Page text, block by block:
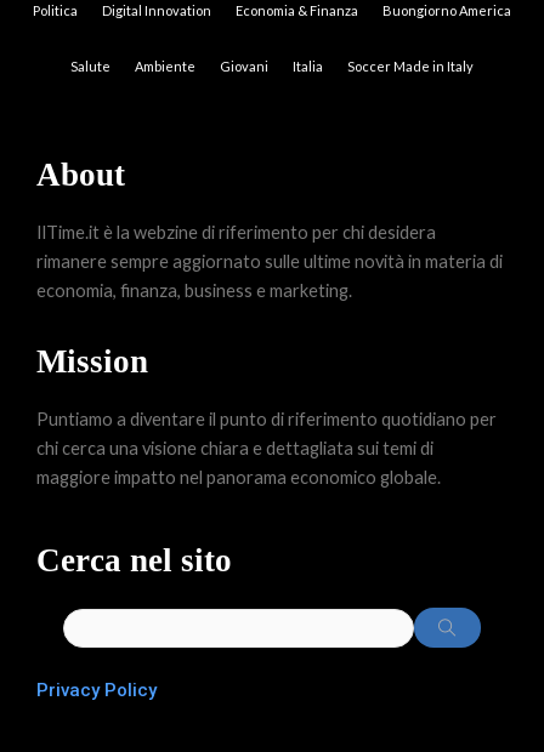
Politica Digital Innovation Economia & Finanza Buongiorno America
Salute Ambiente Giovani Italia Soccer Made in Italy
About
IlTime.it è la webzine di riferimento per chi desidera
rimanere sempre aggiornato sulle ultime novità in materia di
economia, finanza, business e marketing.
Mission
Puntiamo a diventare il punto di riferimento quotidiano per
chi cerca una visione chiara e dettagliata sui temi di
maggiore impatto nel panorama economico globale.
Cerca nel sito
Privacy Policy